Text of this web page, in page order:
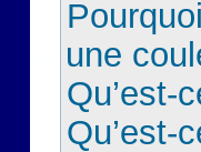
une
Qu’est-
Qu’est-